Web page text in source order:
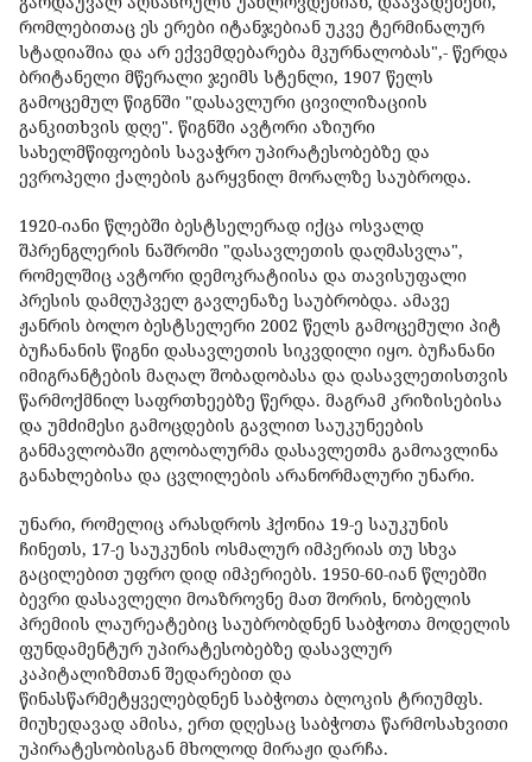
რომლებითაც ეს ერები იტანჯებიან უკვე ტერმინალურ
სტადიაშია და არ ექვემდებარება მკურნალობას",- წერდა
ბრიტანელი მწერალი ჯეიმს სტენლი, 1907 წელს
გამოცემულ წიგნში "დასავლური ცივილიზაციის
განკითხვის დღე". წიგნში ავტორი აზიური
სახელმწიფოების სავაჭრო უპირატესობებზე და
ევროპელი ქალების გარყვნილ მორალზე საუბროდა.
1920-იანი წლებში ბესტსელერად იქცა ოსვალდ
შპრენგლერის ნაშრომი "დასავლეთის დაღმასვლა",
რომელშიც ავტორი დემოკრატიისა და თავისუფალი
პრესის დამღუპველ გავლენაზე საუბრობდა. ამავე
ჟანრის ბოლო ბესტსელერი 2002 წელს გამოცემული პიტ
ბუჩანანის წიგნი დასავლეთის სიკვდილი იყო. ბუჩანანი
იმიგრანტების მაღალ შობადობასა და დასავლეთისთვის
წარმოქმნილ საფრთხეებზე წერდა. მაგრამ კრიზისებისა
და უმძიმესი გამოცდების გავლით საუკუნეების
განმავლობაში გლობალურმა დასავლეთმა გამოავლინა
განახლებისა და ცვლილების არანორმალური უნარი.
უნარი, რომელიც არასდროს ჰქონია 19-ე საუკუნის
ჩინეთს, 17-ე საუკუნის ოსმალურ იმპერიას თუ სხვა
გაცილებით უფრო დიდ იმპერიებს. 1950-60-იან წლებში
ბევრი დასავლელი მოაზროვნე მათ შორის, ნობელის
პრემიის ლაურეატებიც საუბრობდნენ საბჭოთა მოდელის
ფუნდამენტურ უპირატესობებზე დასავლურ
კაპიტალიზმთან შედარებით და
წინასწარმეტყველებდნენ საბჭოთა ბლოკის ტრიუმფს.
მიუხედავად ამისა, ერთ დღესაც საბჭოთა წარმოსახვითი
უპირატესობისგან მხოლოდ მირაჟი დარჩა.